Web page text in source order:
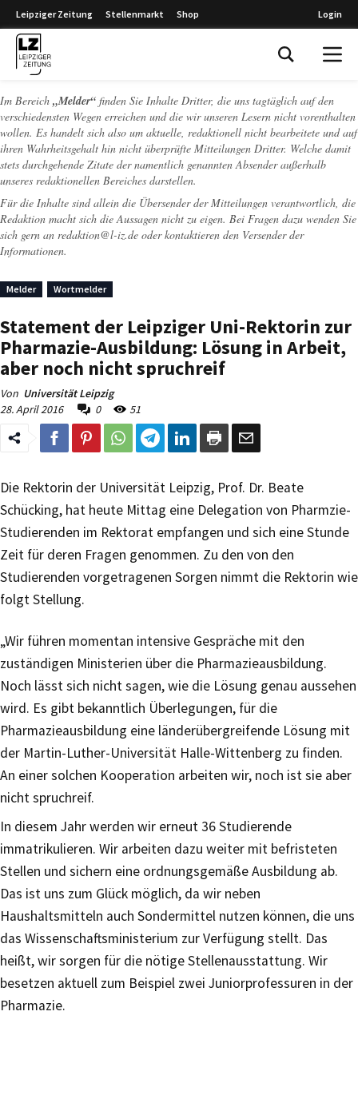
Leipziger Zeitung Stellenmarkt Shop Login
Im Bereich „Melder“ finden Sie Inhalte Dritter, die uns tagtäglich auf den
verschiedensten Wegen erreichen und die wir unseren Lesern nicht vorenthalten
wollen. Es handelt sich also um aktuelle, redaktionell nicht bearbeitete und auf
ihren Wahrheitsgehalt hin nicht überprüfte Mitteilungen Dritter. Welche damit
stets durchgehende Zitate der namentlich genannten Absender außerhalb
unseres redaktionellen Bereiches darstellen.
Für die Inhalte sind allein die Übersender der Mitteilungen verantwortlich, die
Redaktion macht sich die Aussagen nicht zu eigen. Bei Fragen dazu wenden Sie
sich gern an redaktion@l-iz.de oder kontaktieren den Versender der
Informationen.
Melder Wortmelder
Statement der Leipziger Uni-Rektorin zur
Pharmazie-Ausbildung: Lösung in Arbeit,
aber noch nicht spruchreif
Von Universität Leipzig
28. April 2016
0 51
Die Rektorin der Universität Leipzig, Prof. Dr. Beate
Schücking, hat heute Mittag eine Delegation von Pharmzie-
Studierenden im Rektorat empfangen und sich eine Stunde
Zeit für deren Fragen genommen. Zu den von den
Studierenden vorgetragenen Sorgen nimmt die Rektorin wie
folgt Stellung.
„Wir führen momentan intensive Gespräche mit den
zuständigen Ministerien über die Pharmazieausbildung.
Noch lässt sich nicht sagen, wie die Lösung genau aussehen
wird. Es gibt bekanntlich Überlegungen, für die
Pharmazieausbildung eine länderübergreifende Lösung mit
der Martin-Luther-Universität Halle-Wittenberg zu finden.
An einer solchen Kooperation arbeiten wir, noch ist sie aber
nicht spruchreif.
In diesem Jahr werden wir erneut 36 Studierende
immatrikulieren. Wir arbeiten dazu weiter mit befristeten
Stellen und sichern eine ordnungsgemäße Ausbildung ab.
Das ist uns zum Glück möglich, da wir neben
Haushaltsmitteln auch Sondermittel nutzen können, die uns
das Wissenschaftsministerium zur Verfügung stellt. Das
heißt, wir sorgen für die nötige Stellenausstattung. Wir
besetzen aktuell zum Beispiel zwei Juniorprofessuren in der
Pharmazie.